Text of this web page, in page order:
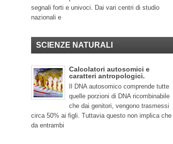
segnali forti e univoci. Dai vari centri di studio
nazionali e
SCIENZE NATURALI
Calcolatori autosomici e
caratteri antropologici.
Il DNA autosomico comprende tutte
quelle porzioni di DNA ricombinabile
che dai genitori, vengono trasmessi
circa 50% ai figli. Tuttavia questo non implica che
da entrambi